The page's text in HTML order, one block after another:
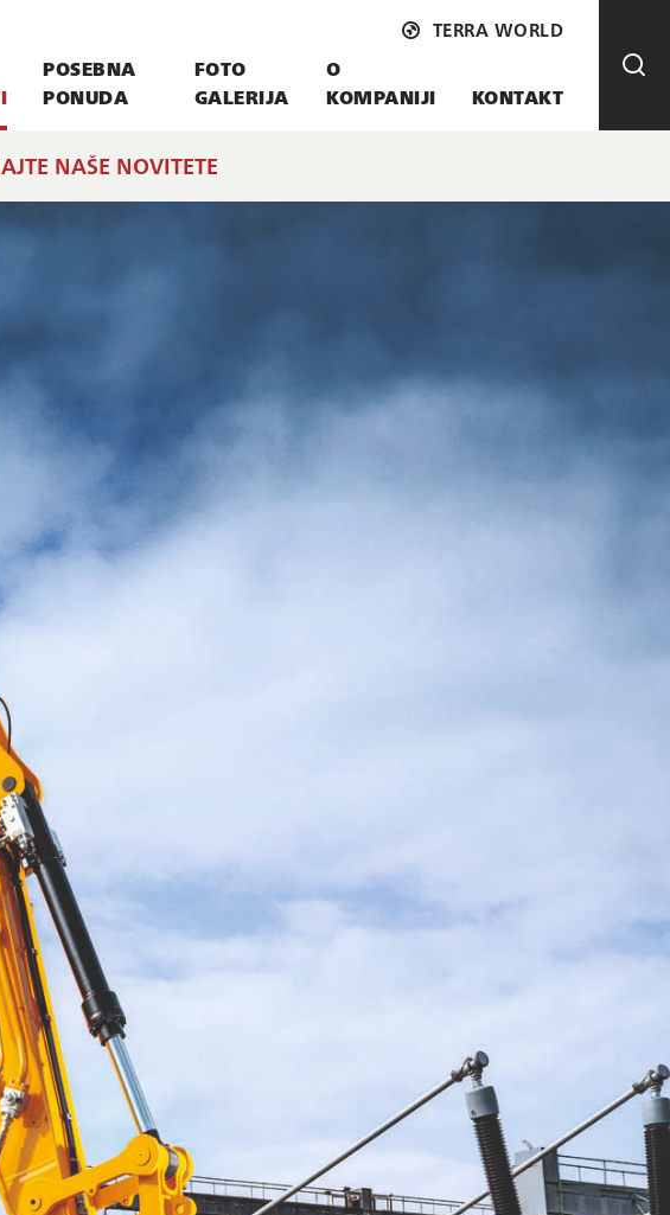
POSEBNA
PONUDA
FOTO
GALERIJA
O
KOMPANIJI
KONTAKT
TERRA WORLD
NAŠE NOVITETE